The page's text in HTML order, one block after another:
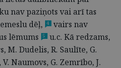
nav paziņots vai arī tas
dēļ,
4
vairs nav
lēmums
5
u.c. Kā redzams,
M. Dudelis, R. Saulīte, G.
Naumovs, G. Zemrībo, J.